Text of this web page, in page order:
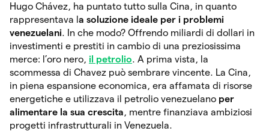
Hugo Chávez, ha puntato tutto sulla Cina, in quanto
rappresentava l a soluzione ideale per i problemi
venezuelani. In che modo? Offrendo miliardi di dollari in
investimenti e prestiti in cambio di una preziosissima
merce: l’oro nero, il petrolio. A prima vista, la
scommessa di Chavez può sembrare vincente. La Cina,
in piena espansione economica, era affamata di risorse
energetiche e utilizzava il petrolio venezuelano per
alimentare la sua crescita, mentre finanziava ambiziosi
progetti infrastrutturali in Venezuela.